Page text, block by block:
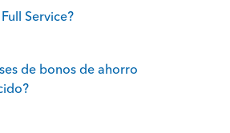
Service?
de bonos de ahorro